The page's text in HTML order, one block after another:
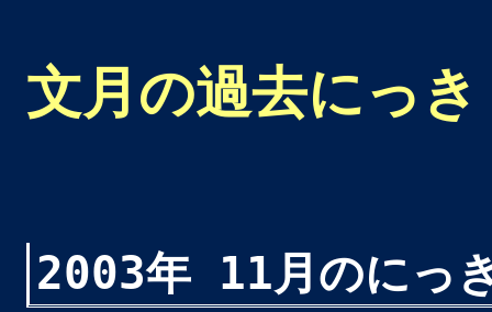
文月の過去にっき
2003年 11月のにっ